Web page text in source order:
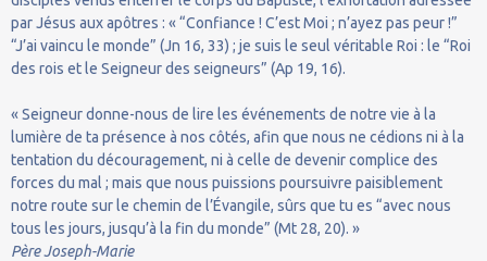
par Jésus aux apôtres : « “Confiance ! C’est Moi ; n’ayez pas peur !”
“J’ai vaincu le monde” (Jn 16, 33) ; je suis le seul véritable Roi : le “Roi
des rois et le Seigneur des seigneurs” (Ap 19, 16).
« Seigneur donne-nous de lire les événements de notre vie à la
lumière de ta présence à nos côtés, afin que nous ne cédions ni à la
tentation du découragement, ni à celle de devenir complice des
forces du mal ; mais que nous puissions poursuivre paisiblement
notre route sur le chemin de l’Évangile, sûrs que tu es “avec nous
tous les jours, jusqu’à la fin du monde” (Mt 28, 20). »
Père Joseph-Marie